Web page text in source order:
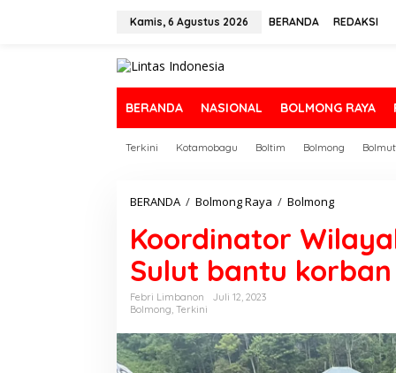
Kamis, 6 Agustus 2026 BERANDA REDAKSI
BERANDA NASIONAL BOLMONG RAYA
Terkini Kotamobagu Boltim Bolmong Bolmut
BERANDA / Bolmong Raya / Bolmong
o
r
d
o
r
Koordinator
Sulut bantu
Febri Limbanon
Juli 12, 2023
Bolmong, Terkini